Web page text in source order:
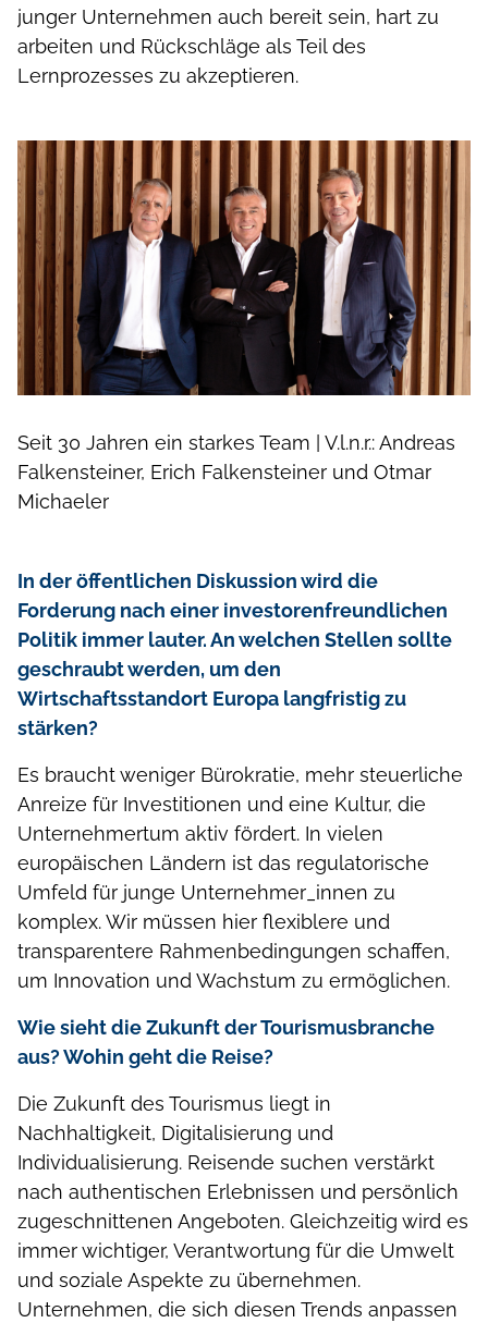
junger Unternehmen auch bereit sein, hart zu
arbeiten und Rückschläge als Teil des
Lernprozesses zu akzeptieren.
Seit 30 Jahren ein starkes Team | V.l.n.r.: Andreas
Falkensteiner, Erich Falkensteiner und Otmar
Michaeler
In der öffentlichen Diskussion wird die
Forderung nach einer investorenfreundlichen
Politik immer lauter. An welchen Stellen sollte
geschraubt werden, um den
Wirtschaftsstandort Europa langfristig zu
stärken?
Es braucht weniger Bürokratie, mehr steuerliche
Anreize für Investitionen und eine Kultur, die
Unternehmertum aktiv fördert. In vielen
europäischen Ländern ist das regulatorische
Umfeld für junge Unternehmer_innen zu
komplex. Wir müssen hier flexiblere und
transparentere Rahmenbedingungen schaffen,
um Innovation und Wachstum zu ermöglichen.
Wie sieht die Zukunft der Tourismusbranche
aus? Wohin geht die Reise?
Die Zukunft des Tourismus liegt in
Nachhaltigkeit, Digitalisierung und
Individualisierung. Reisende suchen verstärkt
nach authentischen Erlebnissen und persönlich
zugeschnittenen Angeboten. Gleichzeitig wird es
immer wichtiger, Verantwortung für die Umwelt
und soziale Aspekte zu übernehmen.
Unternehmen, die sich diesen Trends anpassen